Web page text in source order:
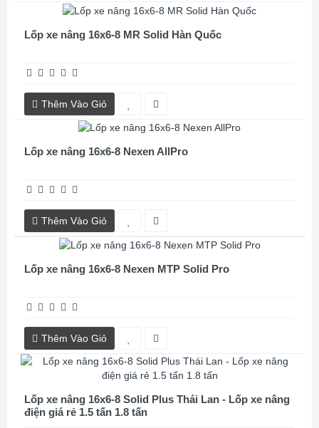
Lốp xe nâng 16x6-8 MR Solid Hàn Quốc
Thêm Vào Giỏ
Lốp xe nâng 16x6-8 Nexen AllPro
Thêm Vào Giỏ
Lốp xe nâng 16x6-8 Nexen MTP Solid Pro
Thêm Vào Giỏ
Lốp xe nâng 16x6-8 Solid Plus Thái Lan - Lốp xe nâng
điện giá rẻ 1.5 tấn 1.8 tấn